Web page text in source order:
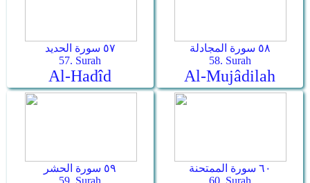
٥٧ سورة الحديد
57. Surah
Al-Hadîd
٥٨ سورة المجادلة
58. Surah
Al-Mujâdilah
٥٩ سورة الحشر
59. Surah
٦٠ سورة الممتحنة
60. Surah